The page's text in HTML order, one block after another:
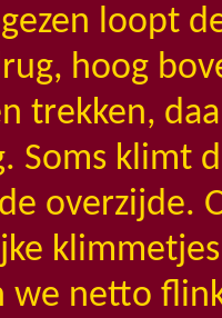
loopt
hoog
trekken,
Soms klimt
overzijde.
we netto